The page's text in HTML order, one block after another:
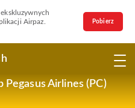
Airpaz.
Pobierz
Pegasus Airlines (PC)